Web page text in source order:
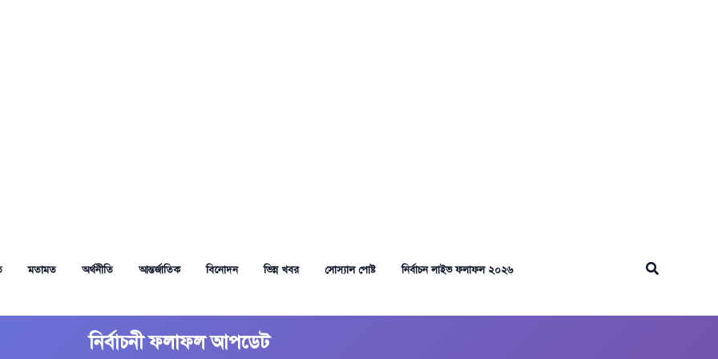
মতামত অর্থনীতি আন্তর্জাতিক বিনোদন ভিন্ন খবর সোস্যাল পোষ্ট নির্বাচন লাইভ ফলাফল ২০২৬ Search
নির্বাচনী ফলাফল আপডেট